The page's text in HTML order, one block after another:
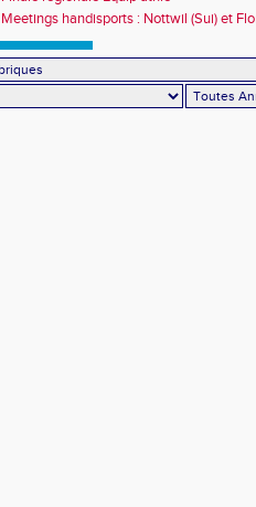
Meetings handisports : Nottwil (Sui) et